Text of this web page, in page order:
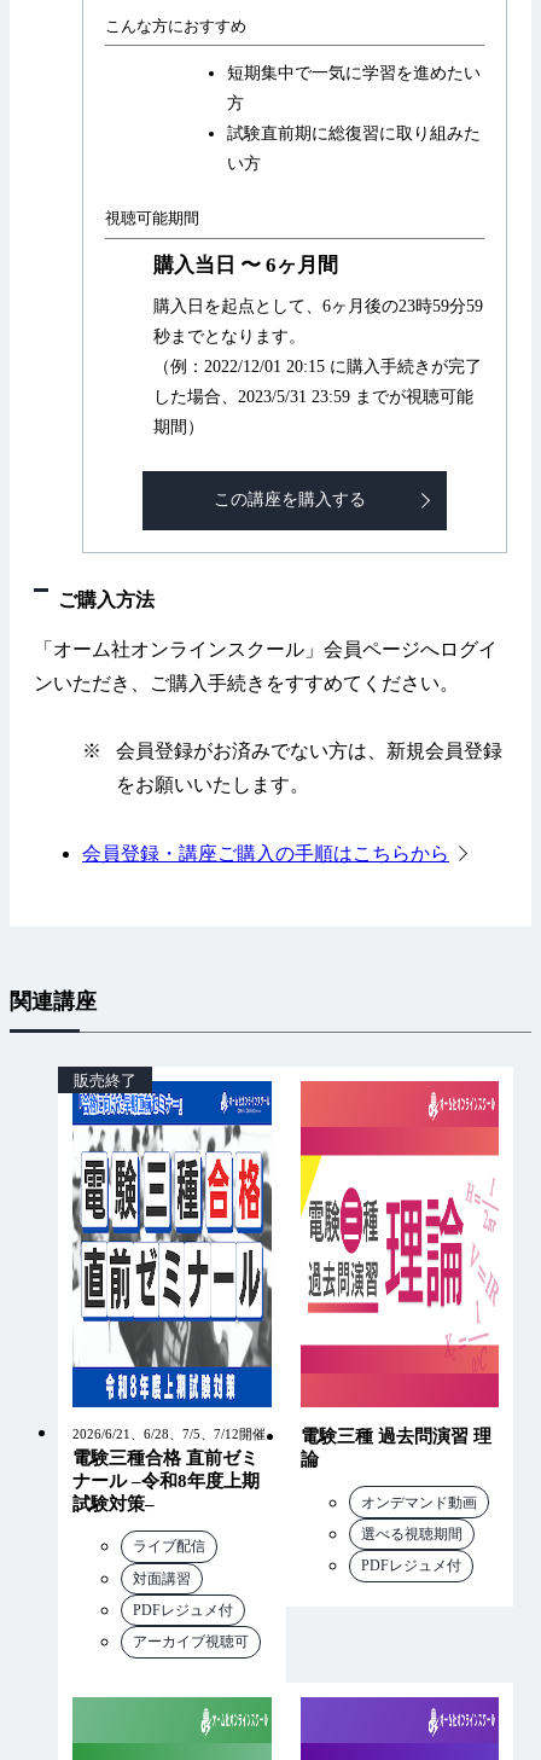
こんな方におすすめ
短期集中で一気に学習を進めたい
方
試験直前期に総復習に取り組みた
い方
視聴可能期間
購入当日 〜 6ヶ月間
購入日を起点として、6ヶ月後の23時59分59
秒までとなります。
（例：2022/12/01 20:15 に購入手続きが完了
した場合、2023/5/31 23:59 までが視聴可能
期間）
この講座を購入する
ご購入方法
「オーム社オンラインスクール」会員ページへログイ
ンいただき、ご購入手続きをすすめてください。
※
会員登録がお済みでない方は、新規会員登録
をお願いいたします。
会員登録・講座ご購入の手順はこちらから
関連講座
2026/6/21、6/28、7/5、7/12開催
電験三種合格 直前ゼミ
ナール –令和8年度上期
試験対策–
ライブ配信
対面講習
PDFレジュメ付
アーカイブ視聴可
販売終了
電験三種 過去問演習 理
論
オンデマンド動画
選べる視聴期間
PDFレジュメ付